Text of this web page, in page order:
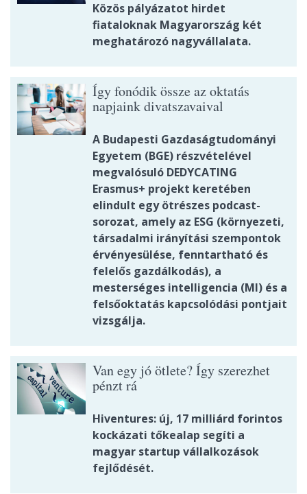
Közös pályázatot hirdet
fiataloknak Magyarország két
meghatározó nagyvállalata.
Így fonódik össze az oktatás
napjaink divatszavaival
A Budapesti Gazdaságtudományi
Egyetem (BGE) részvételével
megvalósuló DEDYCATING
Erasmus+ projekt keretében
elindult egy ötrészes podcast-
sorozat, amely az ESG (környezeti,
társadalmi irányítási szempontok
érvényesülése, fenntartható és
felelős gazdálkodás), a
mesterséges intelligencia (MI) és a
felsőoktatás kapcsolódási pontjait
vizsgálja.
Van egy jó ötlete? Így szerezhet
pénzt rá
Hiventures: új, 17 milliárd forintos
kockázati tőkealap segíti a
magyar startup vállalkozások
fejlődését.